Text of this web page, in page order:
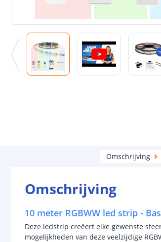
Omschrijving
Omschrijving
10 meter RGBWW led strip -
Deze ledstrip creëert elke gewenste
mogelijkheden van deze veelzijdige